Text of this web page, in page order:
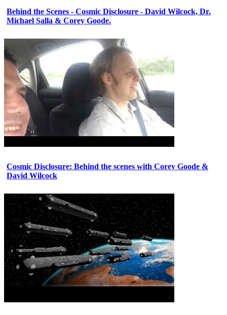
Behind the Scenes - Cosmic Disclosure - David Wilcock, Dr.
Michael Salla & Corey Goode.
Cosmic Disclosure: Behind the scenes with Corey Goode &
David Wilcock